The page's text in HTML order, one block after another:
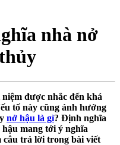
nhà nở
được nhắc đến khá
tố này cũng ảnh hưởng
nở hậu là gì? Định nghĩa
mang tới ý nghĩa
câu trả lời trong bài viết